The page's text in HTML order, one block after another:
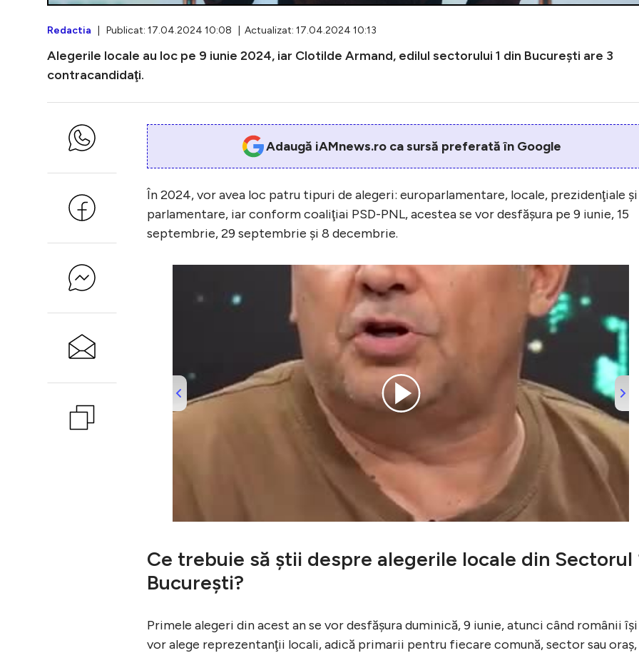
Redactia | Publicat: 17.04.2024 10:08 | Actualizat: 17.04.2024 10:13
Alegerile locale au loc pe 9 iunie 2024, iar Clotilde Armand, edilul sectorului 1 din Bucureşti are 3
contracandidaţi.
Adaugă iAMnews.ro ca sursă preferată în Google
În 2024, vor avea loc patru tipuri de alegeri: europarlamentare, locale, prezidenţiale şi
parlamentare, iar conform coaliţiai PSD-PNL, acestea se vor desfăşura pe 9 iunie, 15
septembrie, 29 septembrie şi 8 decembrie.
Ce trebuie să ştii despre alegerile locale din Sectorul
Bucureşti?
Primele alegeri din acest an se vor desfăşura duminică, 9 iunie, atunci când românii îşi
vor alege reprezentanţii locali, adică primarii pentru fiecare comună, sector sau oraş,